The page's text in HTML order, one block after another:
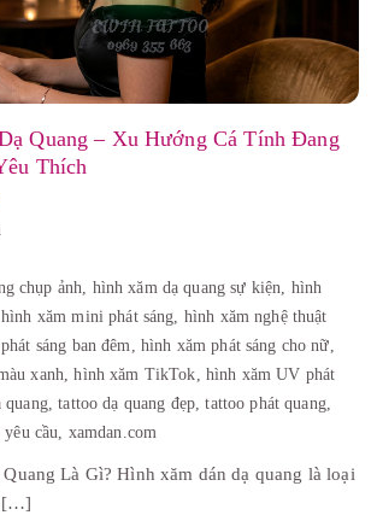
Quang – Xu Hướng Cá Tính Đang
Thích
chụp ảnh, hình xăm dạ quang sự kiện, hình
hình xăm mini phát sáng, hình xăm nghệ thuật
sáng ban đêm, hình xăm phát sáng cho nữ,
xanh,hình xăm TikTok, hình xăm UV phát
quang,tattoo dạ quang đẹp,tattoo phát quang,
cầu, xamdan.com
Là Gì? Hình xăm dán dạ quang là loại
[…]